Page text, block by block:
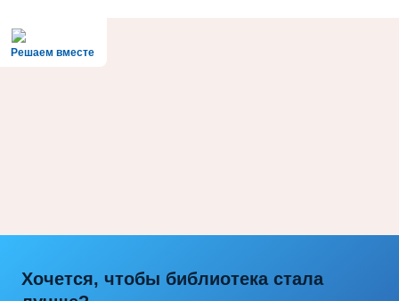
Решаем вместе
Хочется, чтобы библиотека стала